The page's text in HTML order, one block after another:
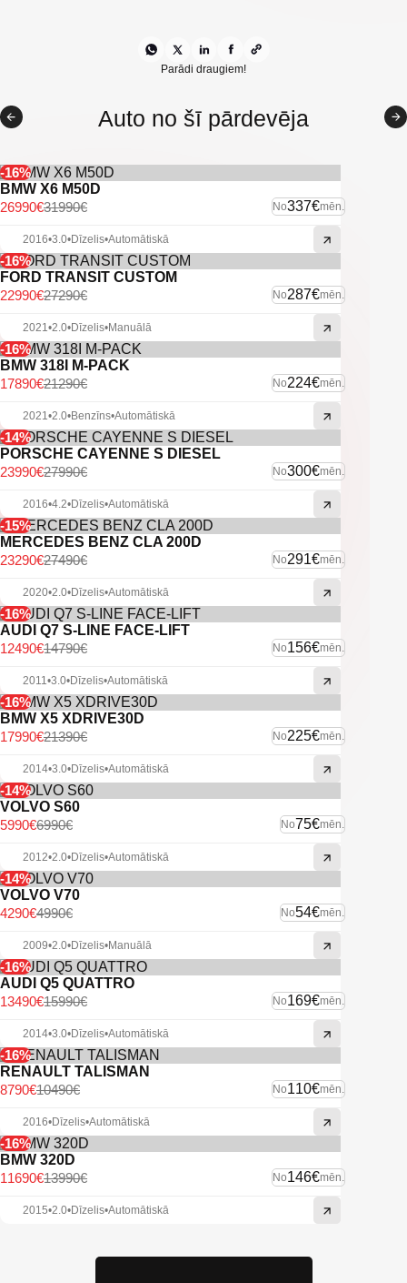
-Kruīza kontrole.
-Borta dators.
-Automātiskās tuvās gaismas.
-Miglas lukturi.
-Lukturu mazgātāji.
-U.C. ekstras.
Parādi draugiem!
Auto no šī pārdevēja
-16%
BMW X6 M50D
No337€mēn.
31990€
26990€
2016•3.0•Dīzelis•Automātiskā
-16%
FORD TRANSIT CUSTOM
No287€mēn.
27290€
22990€
2021•2.0•Dīzelis•Manuālā
-16%
BMW 318I M-PACK
No224€mēn.
21290€
17890€
2021•2.0•Benzīns•Automātiskā
-14%
PORSCHE CAYENNE S DIESEL
No300€mēn.
27990€
23990€
2016•4.2•Dīzelis•Automātiskā
-15%
MERCEDES BENZ CLA 200D
No291€mēn.
27490€
23290€
2020•2.0•Dīzelis•Automātiskā
-16%
AUDI Q7 S-LINE FACE-LIFT
No156€mēn.
14790€
12490€
2011•3.0•Dīzelis•Automātiskā
-16%
BMW X5 XDRIVE30D
No225€mēn.
21390€
17990€
2014•3.0•Dīzelis•Automātiskā
-14%
VOLVO S60
No75€mēn.
6990€
5990€
2012•2.0•Dīzelis•Automātiskā
-14%
VOLVO V70
No54€mēn.
4990€
4290€
2009•2.0•Dīzelis•Manuālā
-16%
AUDI Q5 QUATTRO
No169€mēn.
15990€
13490€
2014•3.0•Dīzelis•Automātiskā
-16%
RENAULT TALISMAN
No110€mēn.
10490€
8790€
2016•Dīzelis•Automātiskā
-16%
BMW 320D
No146€mēn.
13990€
11690€
2015•2.0•Dīzelis•Automātiskā